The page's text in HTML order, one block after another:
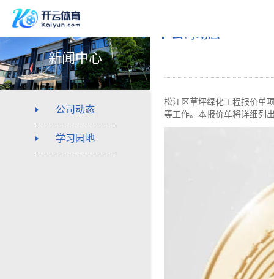
新闻中心
公司动态
学习园地
公司动态
松江区草坪绿化工程报价单
等工作。本报价单将详细列